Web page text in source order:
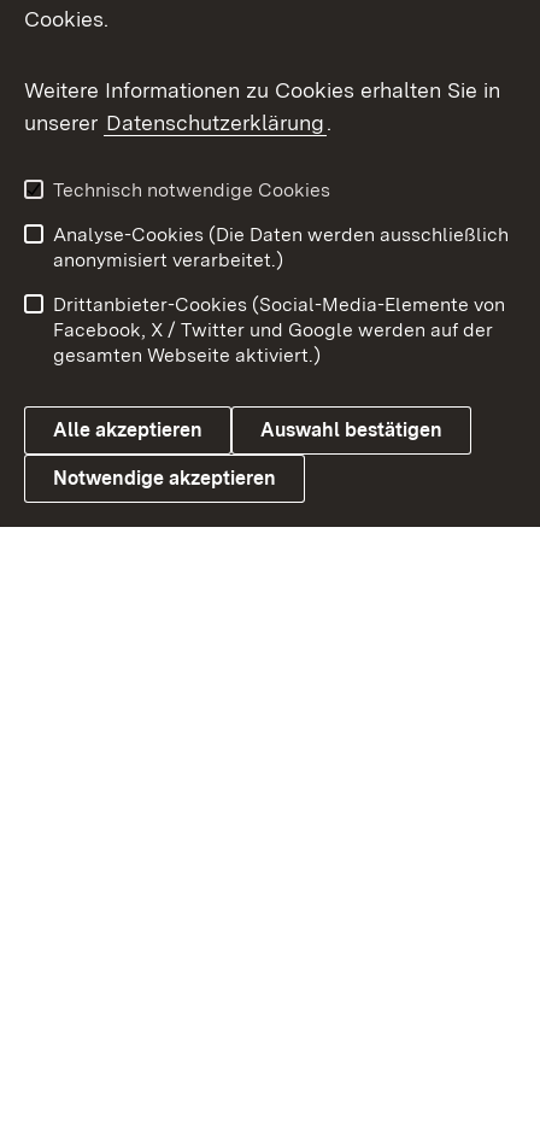
Messenger
Social Wall
X / Twitter
Youtube
Link zum Landesportal
Benutzungshinweise
Barrierefreiheit
Datenschutz
Cookies
Cookies.
Weitere Informationen zu Cookies erhalten Sie in
unserer Datenschutzerklärung.
Technisch notwendige Cookies
Analyse-Cookies (Die Daten werden ausschließlich
anonymisiert verarbeitet.)
Drittanbieter-Cookies (Social-Media-Elemente von
Facebook, X / Twitter und Google werden auf der
gesamten Webseite aktiviert.)
Alle akzeptieren Auswahl bestätigen
Notwendige akzeptieren